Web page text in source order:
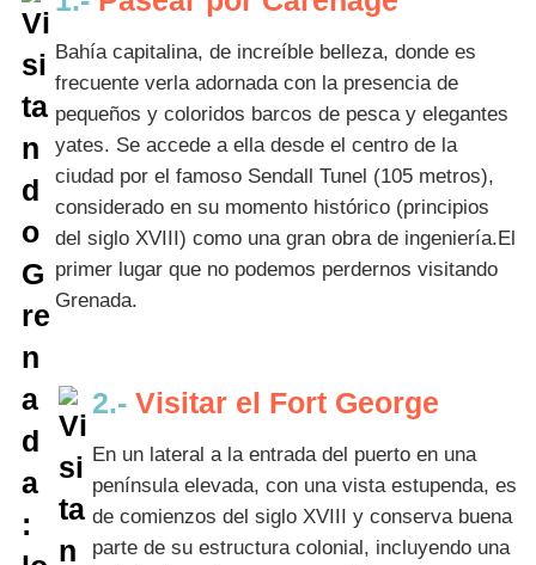
Bahía capitalina, de increíble belleza, donde es
frecuente verla adornada con la presencia de
pequeños y coloridos barcos de pesca y elegantes
yates. Se accede a ella desde el centro de la
ciudad por el famoso Sendall Tunel (105 metros),
considerado en su momento histórico (principios
del siglo XVIII) como una gran obra de ingeniería.El
primer lugar que no podemos perdernos visitando
Grenada.
2.- Visitar el Fort George
En un lateral a la entrada del puerto en una
península elevada, con una vista estupenda, es
de comienzos del siglo XVIII y conserva buena
parte de su estructura colonial, incluyendo una